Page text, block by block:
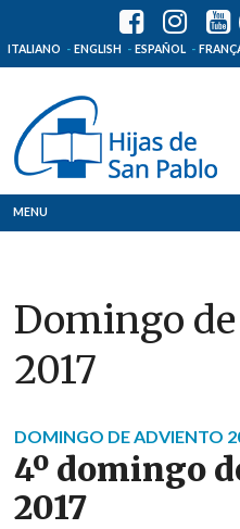
ITALIANO ENGLISH ESPAÑOL
MENU
Dónde estamos
Noticias
Media
Domingo
2017
DOMINGO DE ADVIENTO
4º domingo
2017